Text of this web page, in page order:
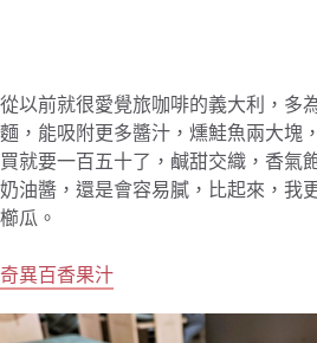
從以前就很愛覺旅咖啡的義大利，多
麵，能吸附更多醬汁，燻鮭魚兩大塊
買就要一百五十了，鹹甜交織，香氣
奶油醬，還是會容易膩，比起來，我
櫛瓜。
奇異百香果汁